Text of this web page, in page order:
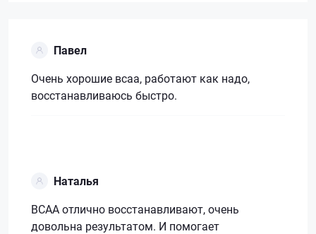
Павел
Очень хорошие всаа, работают как надо,
восстанавливаюсь быстро.
Наталья
ВСАА отлично восстанавливают, очень
довольна результатом. И помогает